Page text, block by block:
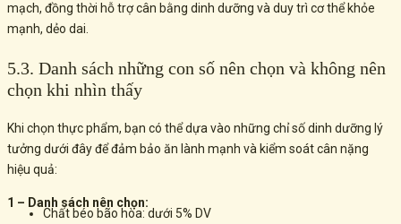
mạch, đồng thời hỗ trợ cân bằng dinh dưỡng và duy trì cơ thể khỏe
mạnh, dẻo dai.
5.3. Danh sách những con số nên chọn và không nên
chọn khi nhìn thấy
Khi chọn thực phẩm, bạn có thể dựa vào những chỉ số dinh dưỡng lý
tưởng dưới đây để đảm bảo ăn lành mạnh và kiểm soát cân nặng
hiệu quả:
1 – Danh sách nên chọn:
Chất béo bão hòa: dưới 5% DV